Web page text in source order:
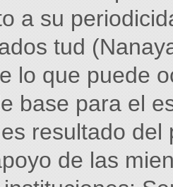
a su
tud
lo que puede
base para el
resultado
de las